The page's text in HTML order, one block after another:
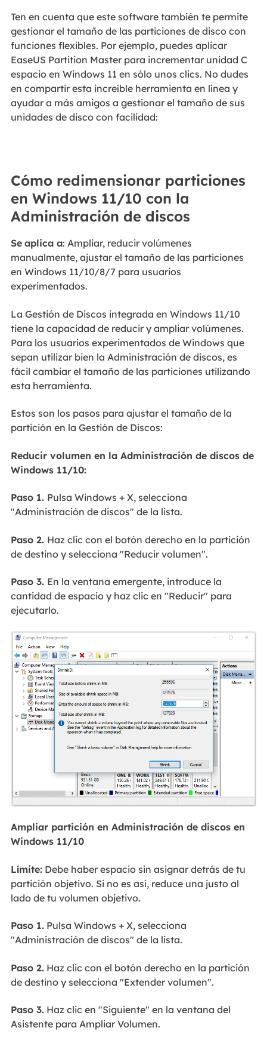
Ten en cuenta que este software también te permite
gestionar el tamaño de las particiones de disco con
funciones flexibles. Por ejemplo, puedes aplicar
EaseUS Partition Master para incrementar unidad C
espacio en Windows 11 en sólo unos clics. No dudes
en compartir esta increíble herramienta en línea y
ayudar a más amigos a gestionar el tamaño de sus
unidades de disco con facilidad:
Cómo redimensionar particiones
en Windows 11/10 con la
Administración de discos
Se aplica a: Ampliar, reducir volúmenes
manualmente, ajustar el tamaño de las particiones
en Windows 11/10/8/7 para usuarios
experimentados.
La Gestión de Discos integrada en Windows 11/10
tiene la capacidad de reducir y ampliar volúmenes.
Para los usuarios experimentados de Windows que
sepan utilizar bien la Administración de discos, es
fácil cambiar el tamaño de las particiones utilizando
esta herramienta.
Estos son los pasos para ajustar el tamaño de la
partición en la Gestión de Discos:
Reducir volumen en la Administración de discos de
Windows 11/10:
Paso 1. Pulsa Windows + X, selecciona
"Administración de discos" de la lista.
Paso 2. Haz clic con el botón derecho en la partición
de destino y selecciona "Reducir volumen".
Paso 3. En la ventana emergente, introduce la
cantidad de espacio y haz clic en "Reducir" para
ejecutarlo.
Ampliar partición en Administración de discos en
Windows 11/10
Límite:Debe haber espacio sin asignar detrás de tu
partición objetivo. Si no es así, reduce una justo al
lado de tu volumen objetivo.
Paso 1.Pulsa Windows + X, selecciona
"Administración de discos" de la lista.
Paso 2.Haz clic con el botón derecho en la partición
de destino y selecciona "Extender volumen".
Paso 3.Haz clic en "Siguiente" en la ventana del
Asistente para Ampliar Volumen.